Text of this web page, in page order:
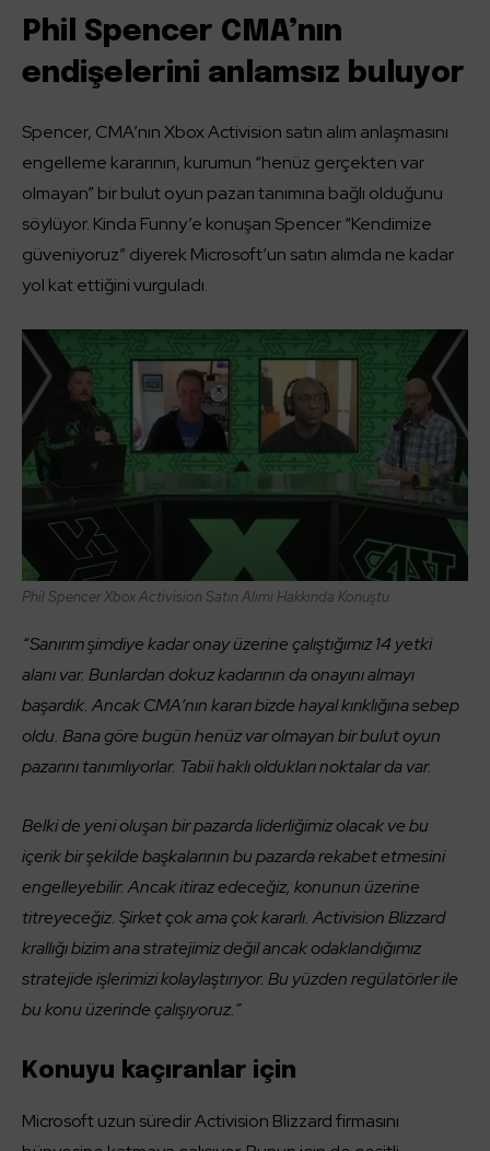
Phil Spencer CMA’nın
endişelerini anlamsız buluyor
Spencer, CMA’nın Xbox Activision satın alım anlaşmasını
engelleme kararının, kurumun “henüz gerçekten var
olmayan” bir bulut oyun pazarı tanımına bağlı olduğunu
söylüyor. Kinda Funny’e konuşan Spencer “Kendimize
güveniyoruz” diyerek Microsoft’un satın alımda ne kadar
yol kat ettiğini vurguladı.
Phil Spencer Xbox Activision Satın Alımı Hakkında Konuştu
“Sanırım şimdiye kadar onay üzerine çalıştığımız 14 yetki
alanı var. Bunlardan dokuz kadarının da onayını almayı
başardık. Ancak CMA’nın kararı bizde hayal kırıklığına sebep
oldu. Bana göre bugün henüz var olmayan bir bulut oyun
pazarını tanımlıyorlar. Tabii haklı oldukları noktalar da var.
Belki de yeni oluşan bir pazarda liderliğimiz olacak ve bu
içerik bir şekilde başkalarının bu pazarda rekabet etmesini
engelleyebilir. Ancak itiraz edeceğiz, konunun üzerine
titreyeceğiz. Şirket çok ama çok kararlı. Activision Blizzard
krallığı bizim ana stratejimiz değil ancak odaklandığımız
stratejide işlerimizi kolaylaştırıyor. Bu yüzden regülatörler ile
bu konu üzerinde çalışıyoruz.”
Konuyu kaçıranlar için
Microsoft uzun süredir Activision Blizzard firmasını